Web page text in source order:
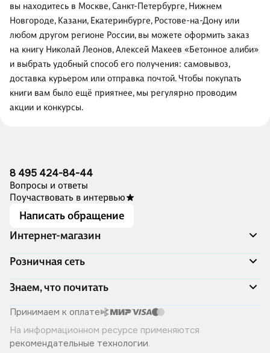
вы находитесь в Москве, Санкт-Петербурге, Нижнем
Новгороде, Казани, Екатеринбурге, Ростове-на-Дону или
любом другом регионе России, вы можете оформить заказ
на книгу Николай Леонов, Алексей Макеев «Бетонное алиби»
и выбрать удобный способ его получения: самовывоз,
доставка курьером или отправка почтой. Чтобы покупать
книги вам было ещё приятнее, мы регулярно проводим
акции и конкурсы.
8 495 424-84-44
Вопросы и ответы
Поучаствовать в интервью
Написать обращение
Интернет-магазин
Акции
Доставка и оплата
Программа лояльности
Подарочные сертификаты
Правила продажи
Политика конфиденциальности
Розничная сеть
Адреса магазинов
Книжный Дозор
О компании
Читай-город для бизнеса
Хотите у нас работать?
Знаем, что почитать
Скоро в продаже
Лучшие из лучших
Читай-журнал
Принимаем к оплате
На информационном ресурсе применяются
рекомендательные технологии.